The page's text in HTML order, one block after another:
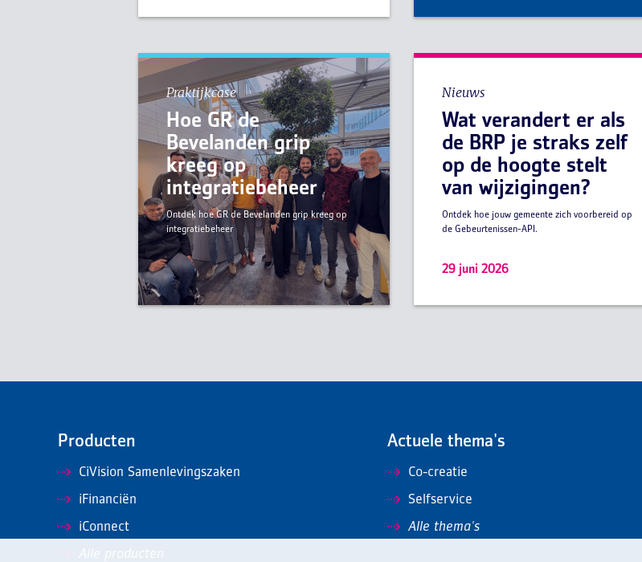
Praktijkcase
Hoe GR de
Bevelanden grip
kreeg op
integratiebeheer
Ontdek hoe GR de Bevelanden grip kreeg op
integratiebeheer
Nieuws
Wat verandert er als
de BRP je straks zelf
op de hoogte stelt
van wijzigingen?
Ontdek hoe jouw gemeente zich voorbereid op
de Gebeurtenissen-API.
29 juni 2026
Producten
CiVision Samenlevingszaken
iFinanciën
iConnect
Alle producten
Actuele thema's
Co-creatie
Selfservice
Alle thema's